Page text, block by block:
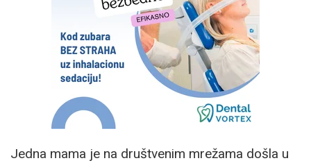
Jedna mama je na društvenim mrežama došla u